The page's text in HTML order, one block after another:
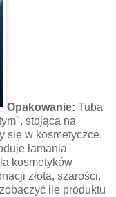
Opakowanie: Tuba
stojąca na
się w kosmetyczce,
łamania
kosmetyków
złota, szarości,
ile produktu